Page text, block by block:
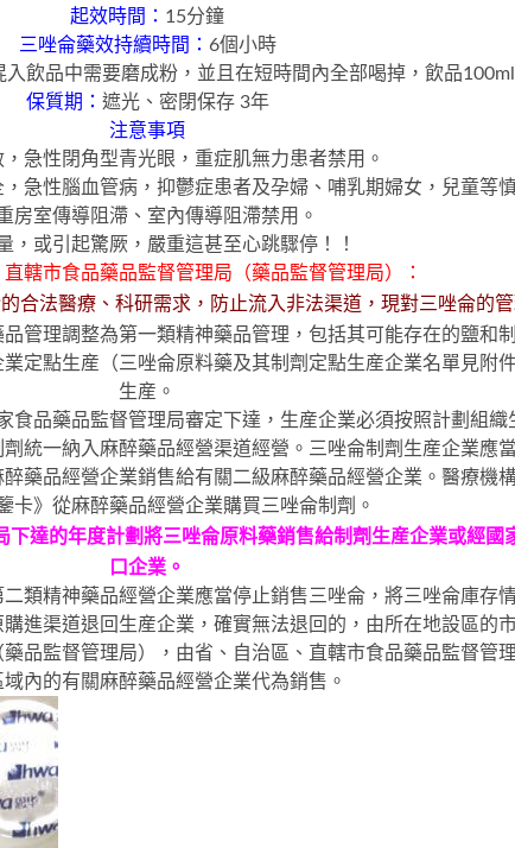
起效時間： 15分鐘
三唑侖藥效持續時間： 6個小時
飲品中需要磨成粉，並且在短時間內全部喝掉，飲品
保質期： 遮光、密閉保存 3年
注意事項
急性閉角型青光眼，重症肌無力患者禁用。
急性腦血管病，抑鬱症患者及孕婦、哺乳期婦女，兒童等
房室傳導阻滯、室內傳導阻滯禁用。
，或引起驚厥，嚴重這甚至心跳驟停！！
轄市食品藥品監督管理局（藥品監督管理局）：
合法醫療、科研需求，防止流入非法渠道，現對三唑侖的管
管理調整為第一類精神藥品管理，包括其可能存在的鹽和
定點生産（三唑侖原料藥及其制劑定點生産企業名單見附
生産。
食品藥品監督管理局審定下達，生産企業必須按照計劃組織
統一納入麻醉藥品經營渠道經營。三唑侖制劑生産企業應
藥品經營企業銷售給有關二級麻醉藥品經營企業。醫療機
卡》從麻醉藥品經營企業購買三唑侖制劑。
達的年度計劃將三唑侖原料藥銷售給制劑生産企業或經國
口企業。
類精神藥品經營企業應當停止銷售三唑侖，將三唑侖庫存
進渠道退回生産企業，確實無法退回的，由所在地設區的
品監督管理局），由省、自治區、直轄市食品藥品監督管
內的有關麻醉藥品經營企業代為銷售。